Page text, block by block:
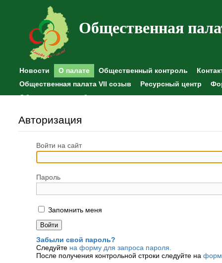
Общественная
Новости О палате Общественный контроль
Общественная палата VII созыв
Ресурсный центр
Общественные наблюдения
Авторизация
Войти на сайт
Пароль
Запомнить меня
Забыли свой пароль?
Следуйте на форму для запроса пароля.
После получения контрольной строки следуйте на